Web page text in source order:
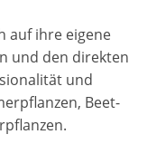
auf ihre eigene
und den direkten
und
Beet-